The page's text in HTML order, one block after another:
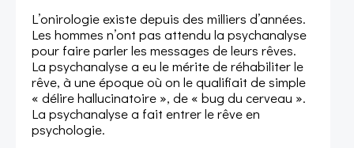
L’onirologie existe depuis des milliers d’années.
Les hommes n’ont pas attendu la psychanalyse
pour faire parler les messages de leurs rêves.
La psychanalyse a eu le mérite de réhabiliter le
rêve, à une époque où on le qualifiait de simple
« délire hallucinatoire », de « bug du cerveau ».
La psychanalyse a fait entrer le rêve en
psychologie.